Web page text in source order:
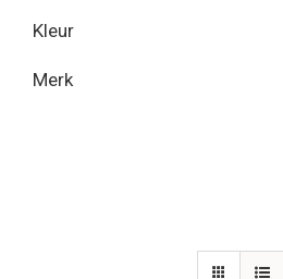
Kleur
Merk